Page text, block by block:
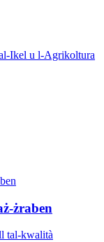
Ikel u l-Agrikoltura
żraben